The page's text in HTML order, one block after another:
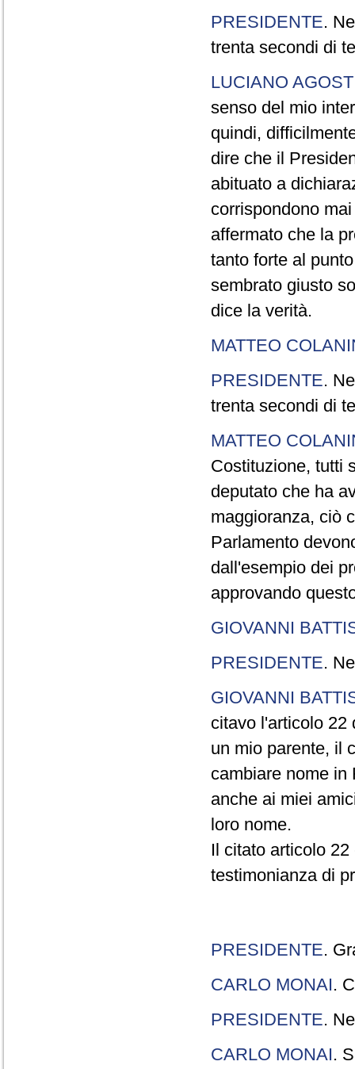
PRESIDENTE.
trenta secondi di
LUCIANO
senso del mio
quindi,
dire che il
abituato a
corrispondono
affermato che la
tanto forte al
sembrato giusto
dice la verità.
MATTEO
PRESIDENTE.
trenta secondi di
MATTEO
Costituzione, tutti
deputato che ha
maggioranza, ciò
Parlamento
dall'esempio dei
approvando
GIOVANNI
PRESIDENTE.
GIOVANNI
citavo l'articolo 22
un mio parente, il
cambiare nome in
anche ai miei
loro nome.
Il citato articolo
testimonianza di
PRESIDENTE.
CARLO MONAI.
PRESIDENTE.
CARLO MONAI.